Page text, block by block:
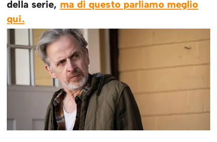
della serie, ma di questo parliamo meglio
qui.